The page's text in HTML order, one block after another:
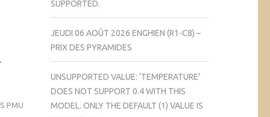
PMU
SUPPORTED.
JEUDI 06 AOÛT 2026 ENGHIEN (R1-C8) –
PRIX DES PYRAMIDES
UNSUPPORTED VALUE: ‘TEMPERATURE’
DOES NOT SUPPORT 0.4 WITH THIS
MODEL. ONLY THE DEFAULT (1) VALUE IS